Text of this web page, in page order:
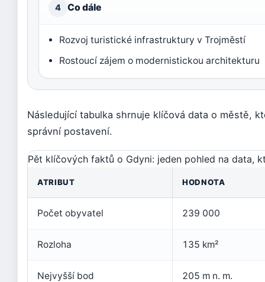
4 Co dále
Rozvoj turistické infrastruktury v Trojměstí
Rostoucí zájem o modernistickou architekturu
Následující tabulka shrnuje klíčová data o městě,
správní postavení.
Pět klíčových faktů o Gdyni: jeden pohled na data,
ATRIBUT HODNOTA
Počet obyvatel 239 000
Rozloha 135 km²
Nejvyšší bod 205 m n. m.